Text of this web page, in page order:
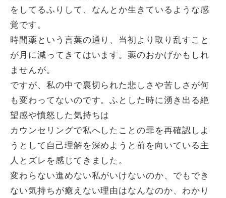
をしてるふりして、なんとか生きているような感
覚です。
時間薬という言葉の通り、当初より取り乱すこと
が月に減ってきてはいます。薬のおかげかもしれ
ませんが。
ですが、私の中で裏切られた悲しさや苦しさが何
も変わってないのです。ふとした時に湧き出る絶
望感や憤怒した気持ちは
カウンセリングで私へしたことの罪を再確認しよ
うとして自己理解を深めようと前を向いている主
人とズレを感じてきました。
変わらない進めない私がいけないのか、でもでき
ない気持ちが癒えない理由はなんなのか、わかり